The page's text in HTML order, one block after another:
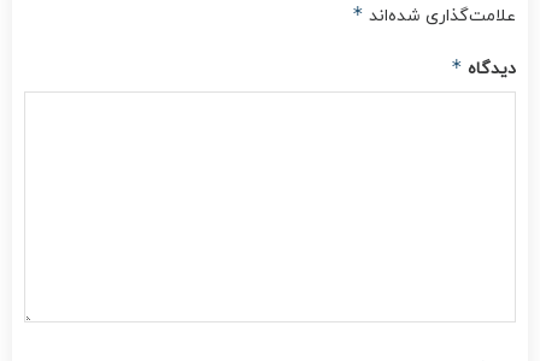
علامت‌گذاری شده‌اند *
دیدگاه *